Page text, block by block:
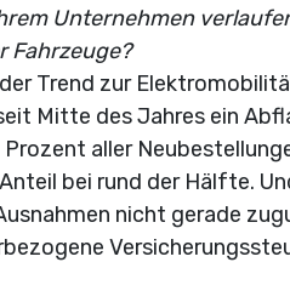
Unternehmen
Fahrzeuge?
Trend zur
Mitte des Jahres ein
aller
bei rund der Hälfte.
nicht gerade